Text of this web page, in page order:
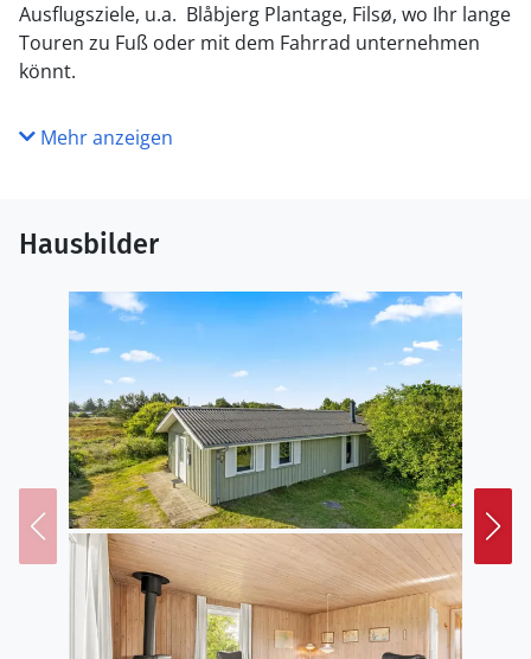
Ausflugsziele, u.a. Blåbjerg Plantage, Filsø, wo Ihr lange
Touren zu Fuß oder mit dem Fahrrad unternehmen
könnt.
Mehr anzeigen
Hausbilder